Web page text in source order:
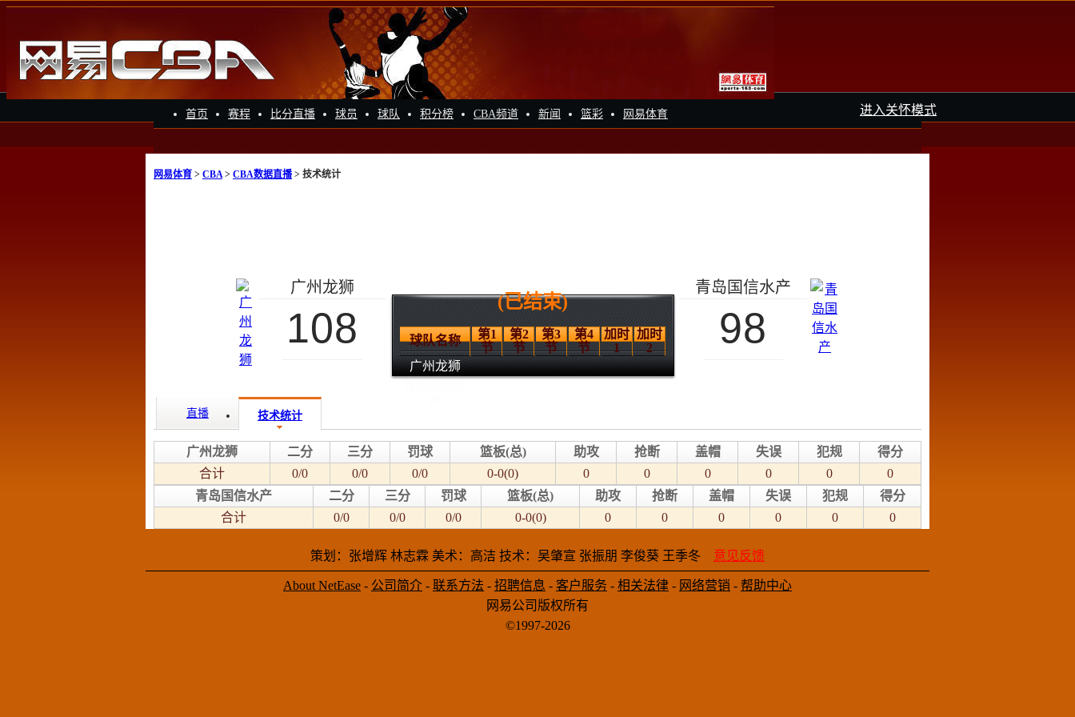
进入关怀模式
首页 赛程 比分直播 球员 球队 积分榜 CBA频道 新闻 篮彩 网易体育
网易体育 > CBA> CBA数据直播> 技术统计
广州龙狮
108
(已结束)
球队名称
第1
节
第2
节
第3
节
第4
节
加时
1
加时
2
广州龙狮
青岛国信水产
98
直播 技术统计
广州龙狮 二分 三分 罚球 篮板(总) 助攻 抢断 盖帽 失误 犯规
得分
合计
0/0 0/0 0/0 0-0(0) 0 0 0 0 0
0
青岛国信水产
二分 三分 罚球 篮板(总) 助攻 抢断 盖帽 失误 犯规
得分
合计
0/0 0/0 0/0 0-0(0) 0 0 0 0 0 0
策划：张增辉 林志霖 美术：高洁 技术：吴肇宣 张振朋 李俊葵 王季冬 意见反馈
About NetEase - 公司简介 - 联系方法 - 招聘信息 - 客户服务 - 相关法律 - 网络营销 - 帮助中心
网易公司版权所有
©1997-2026